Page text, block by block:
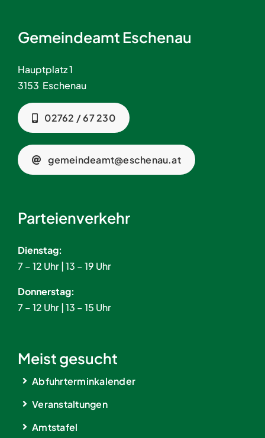
Gemeindeamt Eschenau
Hauptplatz 1
3153 Eschenau
02762 / 67 230
gemeindeamt@eschenau.at
Parteienverkehr
Dienstag:
7 – 12 Uhr | 13 – 19 Uhr
Donnerstag:
7 – 12 Uhr | 13 – 15 Uhr
Meist gesucht
Abfuhrterminkalender
Veranstaltungen
Amtstafel